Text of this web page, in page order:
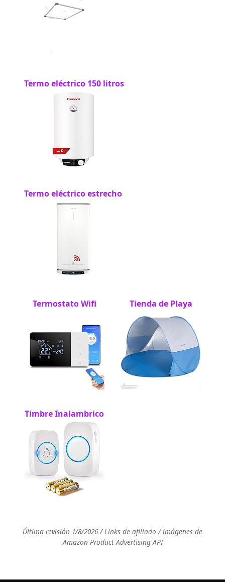
Termo eléctrico 150 litros
Termo eléctrico estrecho
Termostato Wifi Tienda de Playa
Timbre Inalambrico
Última revisión 1/8/2026 / Links de afiliado / imágenes de
Amazon Product Advertising API